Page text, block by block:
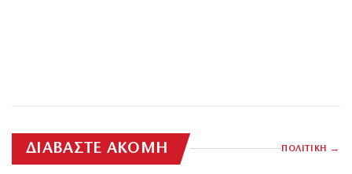
ΔΙΑΒΑΣΤΕ ΑΚΟΜΗ ΠΟΛΙΤΙΚΗ